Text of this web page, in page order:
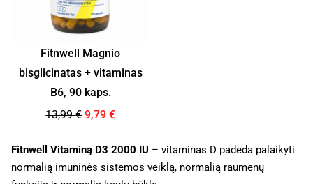
Fitnwell Magnio
bisglicinatas + vitaminas
B6, 90 kaps.
13,99€ 9,79€
Fitnwell Vitaminą D3 2000 IU – vitaminas D padeda palaikyti
normalią imuninės sistemos veiklą, normalią raumenų